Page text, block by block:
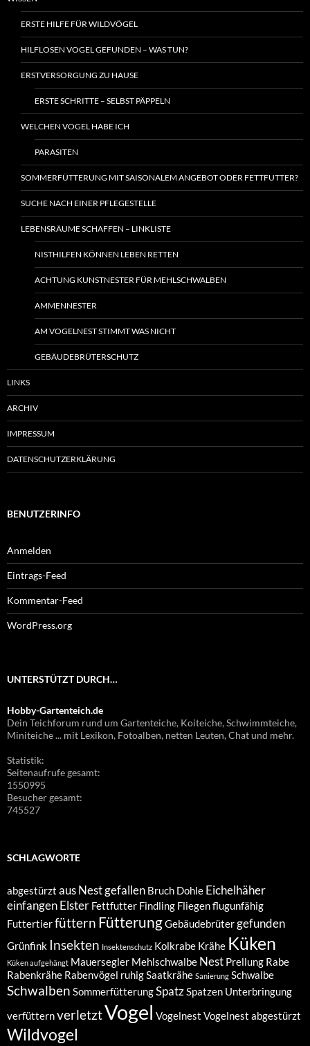
ERSTE HILFE FÜR WILDVÖGEL
HILFLOSEN VOGEL GEFUNDEN – WAS TUN?
ERSTVERSORGUNG ZU HAUSE
ERSTE SCHRITTE – SELBST PÄPPELN
WELCHEN VOGEL HABE ICH
PARASITEN
SOMMERFÜTTERUNG MIT SAISONALEM ANGEBOT ODER FETTFUTTER?
SUCHE NACH EINER PFLEGESTELLE
LEBENSRÄUME SCHAFFEN – LINKLISTE
NISTHILFEN KÖNNEN LEBEN RETTEN
ACHTUNG KUNSTNESTER FÜR MEHLSCHWALBEN
AMMENNESTER
AM VOGELNEST STIMMT WAS NICHT
GEBÄUDEBRÜTERSCHUTZ
LINKS
ARCHIV
IMPRESSUM
DATENSCHUTZERKLÄRUNG
BENUTZERINFO
Anmelden
Eintrags-Feed
Kommentar-Feed
WordPress.org
UNTERSTÜTZT DURCH…
Hobby-Gartenteich.de
Dein Teichforum rund um Gartenteiche, Koiteiche, Schwimmteiche,
Miniteiche ... mit Lexikon, Fotoalben, netten Leuten, Chat und mehr.
Statistik:
Seitenaufrufe gesamt:
1550995
Besucher gesamt:
745527
SCHLAGWORTE
abgestürzt aus Nest gefallen Bruch Dohle Eichelhäher
einfangenElster Fettfutter Findling Fliegenflugunfähig
Futtertierfüttern FütterungGebäudebrüter gefunden
Grünfink Insekten Insektenschutz Kolkrabe Krähe Küken
Küken aufgehängt Mauersegler Mehlschwalbe Nest Prellung Rabe
Rabenkrähe Rabenvögel ruhigSaatkrähe Sanierung Schwalbe
Schwalben SommerfütterungSpatzSpatzen Unterbringung
verfütternverletztVogel Vogelnest Vogelnest abgestürzt
Wildvogel